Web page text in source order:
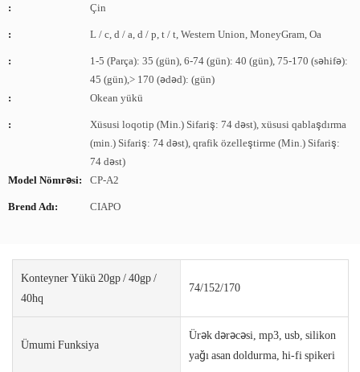
: Çin
: L / c, d / a, d / p, t / t, Western Union, MoneyGram, Oa
:
1-5 (Parça): 35 (gün), 6-74 (gün): 40 (gün), 75-170 (səhifə):
45 (gün),> 170 (ədəd): (gün)
:
Okean yükü
:
Xüsusi loqotip (Min.) Sifariş: 74 dəst), xüsusi qablaşdırma
(min.) Sifariş: 74 dəst), qrafik özelleştirme (Min.) Sifariş:
74 dəst)
Model Nömrəsi:
CP-A2
Brend Adı: CIAPO
Konteyner Yükü 20gp / 40gp /
40hq
74/152/170
Ümumi Funksiya
Ürək dərəcəsi, mp3, usb, silikon
yağı asan doldurma, hi-fi spikeri